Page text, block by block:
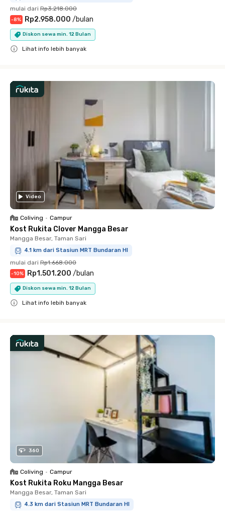
mulai dari Rp3.218.000
-8% Rp2.958.000 /bulan
Diskon sewa min. 12 Bulan
Lihat info lebih banyak
Video
Coliving • Campur
Kost Rukita Clover Mangga Besar
Mangga Besar, Taman Sari
4.1 km dari Stasiun MRT Bundaran HI
mulai dari Rp1.668.000
-10% Rp1.501.200 /bulan
Diskon sewa min. 12 Bulan
Lihat info lebih banyak
360
Coliving • Campur
Kost Rukita Roku Mangga Besar
Mangga Besar, Taman Sari
4.3 km dari Stasiun MRT Bundaran HI